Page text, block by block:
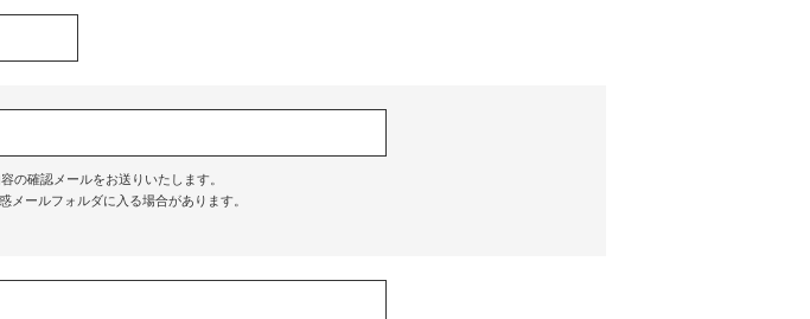
の確認メールをお送りいたします。
ールフォルダに入る場合があります。